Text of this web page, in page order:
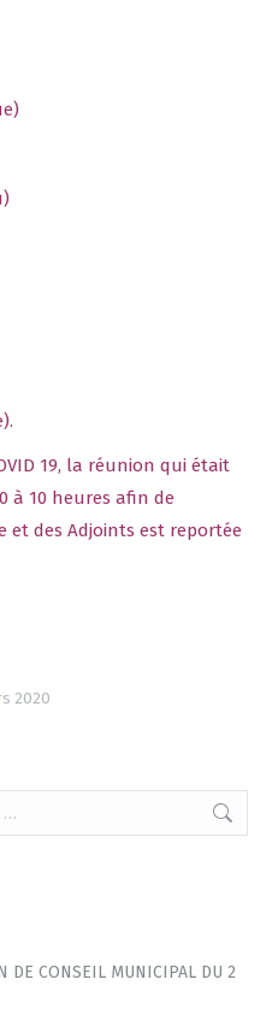
19, la réunion qui était
à 10 heures afin de
et des Adjoints est reportée
2020
DE CONSEIL MUNICIPAL DU 2